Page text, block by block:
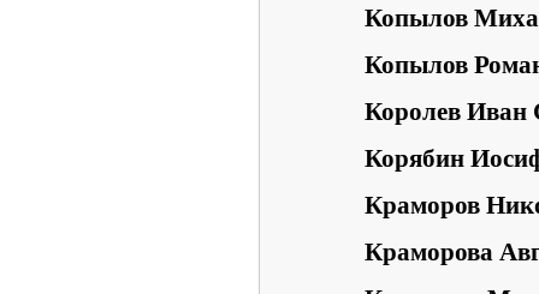
Копылов
Копылов
Королев Иван
Корябин
Краморов
Краморова